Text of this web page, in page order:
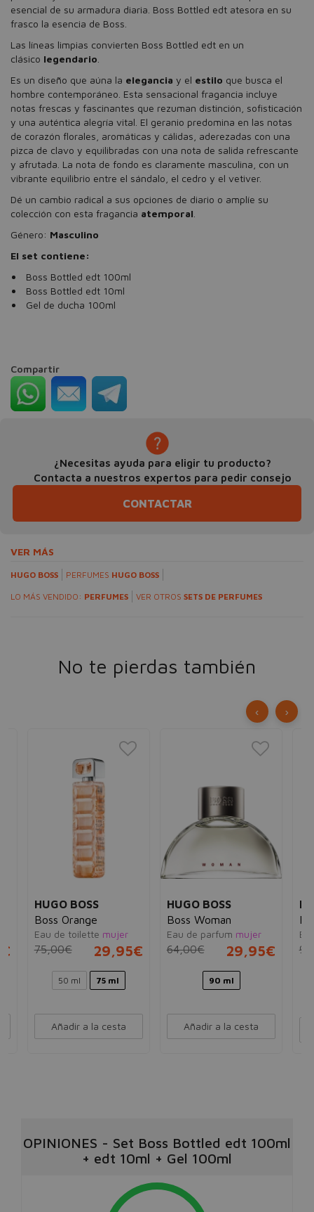
esencial de su armadura diaria. Boss Bottled edt atesora en su
frasco la esencia de Boss.
Las líneas limpias convierten Boss Bottled edt en un
clásico legendario
Es un diseño que aúna la elegancia y el estilo que busca el
hombre contemporáneo. Esta sensacional fragancia incluye
notas frescas y fascinantes que rezuman distinción, sofisticación
y una auténtica alegría vital. El geranio predomina en las notas
de corazón florales, aromáticas y cálidas, aderezadas con una
pizca de clavo y equilibradas con una nota de salida refrescante
y afrutada. La nota de fondo es claramente masculina, con un
vibrante equilibrio entre el sándalo, el cedro y el vetiver.
Dé un cambio radical a sus opciones de diario o amplíe su
colección con esta fragancia atemporal
Género: Masculino
El set contiene:
Boss Bottled edt 100ml
Boss Bottled edt 10ml
Gel de ducha 100ml
Compartir
¿Necesitas ayuda para eligir tu producto?
Contacta a nuestros expertos para pedir consejo
CONTACTAR
VER MÁS
HUGO BOSS PERFUMES HUGO BOSS
LO MÁS VENDIDO: PERFUMES VER OTROS SETS DE PERFUMES
No te pierdas también
HUGO BOSS
Boss Orange
Eau de toilette mujer
75,00€ 29,95€
50 ml 75 ml
Añadir a la cesta
HUGO BOSS
Boss Woman
Eau de parfum mujer
64,00€ 29,95€
90 ml
Añadir a la cesta
‹ ›
OPINIONES - Set Boss Bottled edt 100ml
+ edt 10ml + Gel 100ml